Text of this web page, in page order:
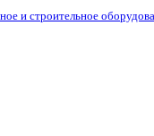
и строительное